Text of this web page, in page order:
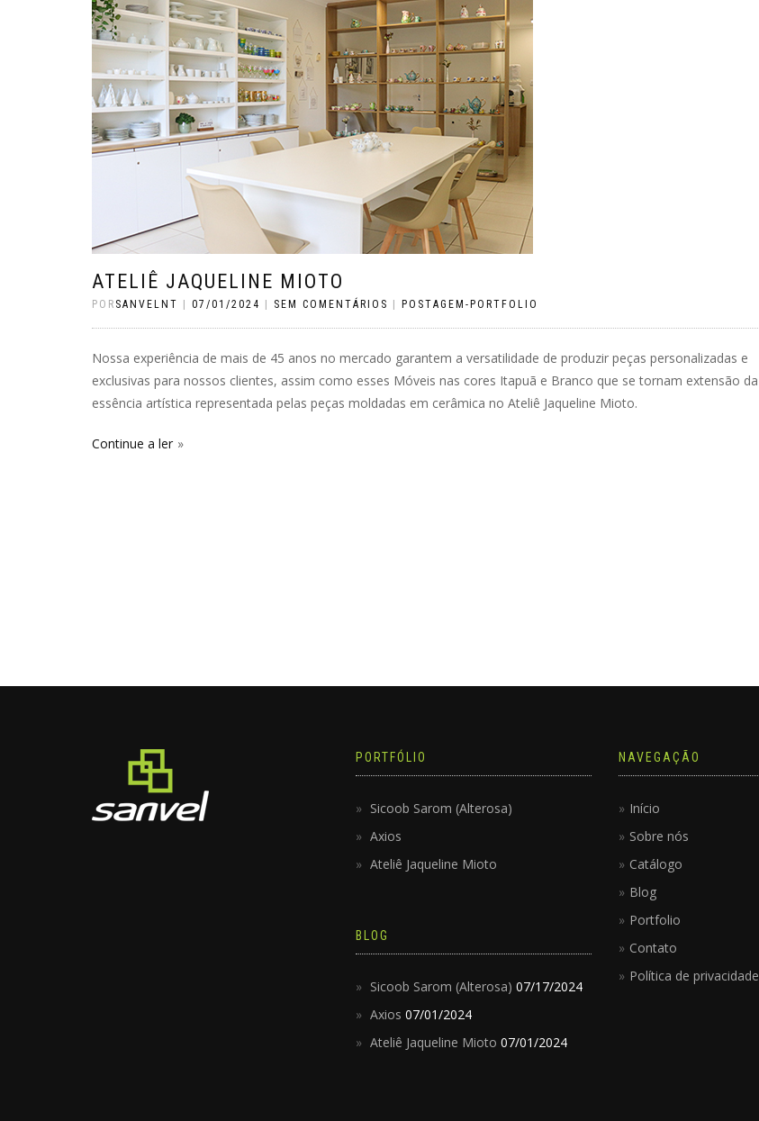
ATELIÊ JAQUELINE MIOTO
POR SANVELNT 07/01/2024 SEM COMENTÁRIOS POSTAGEM-PORTFOLIO
Nossa experiência de mais de 45 anos no mercado garantem a versatilidade de produzir peças personalizadas e
exclusivas para nossos clientes, assim como esses Móveis nas cores Itapuã e Branco que se tornam extensão da
essência artística representada pelas peças moldadas em cerâmica no Ateliê Jaqueline Mioto.
Continue a ler
PORTFÓLIO
Sicoob Sarom (Alterosa)
Axios
Ateliê Jaqueline Mioto
BLOG
Sicoob Sarom (Alterosa) 07/17/2024
Axios 07/01/2024
Ateliê Jaqueline Mioto 07/01/2024
NAVEGAÇÃO
Início
Sobre nós
Catálogo
Blog
Portfolio
Contato
Política de privacidade